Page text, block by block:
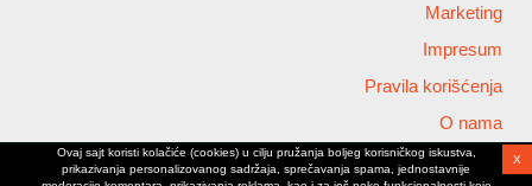
Marketing
Impresum
Pravila korišćenja
O nama
Copyright © 2026 Vranjenews
Ovaj sajt koristi kolačiće (cookies) u cilju pružanja boljeg korisničkog iskustva,
prikazivanja personalizovanog sadržaja, sprečavanja spama, jednostavnije
X